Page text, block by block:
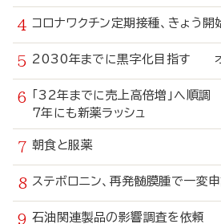
コロナワクチン定期接種、きょ
2030年までに黒字化目指す オ
「32年までに売上高倍増」へ順
7年にも新薬ラッシュ
朝食と服薬
ステボロニン、再発髄膜腫で一変
石油関連製品の影響調査を依頼